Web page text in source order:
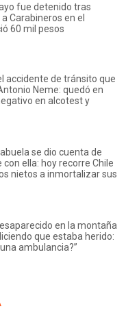
fue detenido tras
Carabineros en el
60 mil pesos
accidente de tránsito que
Neme: quedó en
en alcotest y
se dio cuenta de
ella: hoy recorre Chile
nietos a inmortalizar sus
en la montaña
que estaba herido:
ambulancia?”